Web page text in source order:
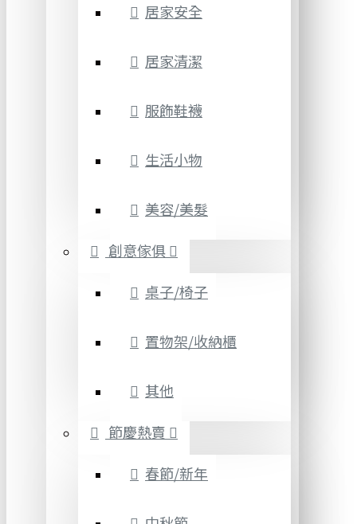
居家安全
居家清潔
服飾鞋襪
生活小物
美容/美髮
創意傢俱
桌子/椅子
置物架/收納櫃
其他
節慶熱賣
春節/新年